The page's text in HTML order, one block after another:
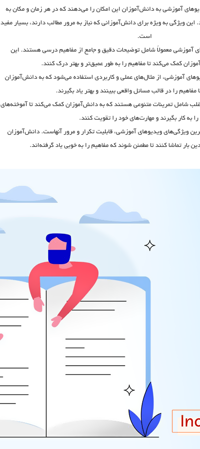
آموزشی به دانش‌آموزان این امکان را می‌دهند که در هر زمان و مکان به
ویژگی به ویژه برای دانش‌آموزانی که نیاز به مرور مطالب دارند، بسیار مفید
است.
آموزشی معمولاً شامل توضیحات دقیق و جامع از مفاهیم درسی هستند. این
کمک می‌کند تا مفاهیم را به طور عمیق‌تر و بهتر درک کنند.
آموزشی، از مثال‌های عملی و کاربردی استفاده می‌شود که به دانش‌آموزان
را در قالب مسائل واقعی ببینند و بهتر یاد بگیرند.
شامل تمرینات متنوعی هستند که به دانش‌آموزان کمک می‌کند تا آموخته‌های
به کار بگیرند و مهارت‌های خود را تقویت کنند.
ویژگی‌های ویدیوهای آموزشی، قابلیت تکرار و مرور آنهاست. دانش‌آموزان
بار تماشا کنند تا مطمئن شوند که مفاهیم را به خوبی یاد گرفته‌اند.